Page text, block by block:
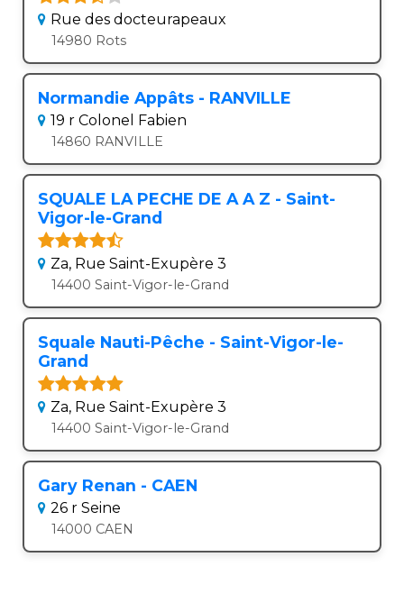
Rue des docteurapeaux
14980 Rots
Normandie Appâts - RANVILLE
19 r Colonel Fabien
14860 RANVILLE
SQUALE LA PECHE DE A A Z - Saint-
Vigor-le-Grand
Za, Rue Saint-Exupère 3
14400 Saint-Vigor-le-Grand
Squale Nauti-Pêche - Saint-Vigor-le-
Grand
Za, Rue Saint-Exupère 3
14400 Saint-Vigor-le-Grand
Gary Renan - CAEN
26 r Seine
14000 CAEN